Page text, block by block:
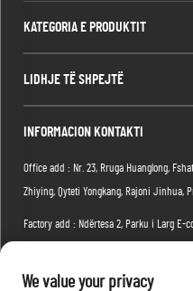
KATEGORIA E PRODUKTIT
LIDHJE TË SHPEJTË
INFORMACION KONTAKTI
Office add : Nr. 23, Rruga Huanglong,
Zhiying, Qyteti Yongkang, Rajoni Jinhua,
Factory add : Ndërtesa 2, Parku i Larg E-
Email:[email protected]
We value your privacy